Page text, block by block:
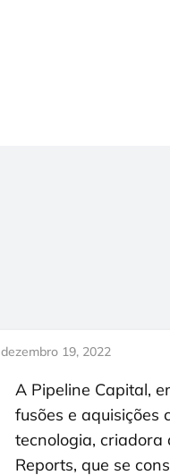
dezembro 19, 2022
A Pipeline Capital,
fusões e aquisições
tecnologia, criadora
Reports, que se